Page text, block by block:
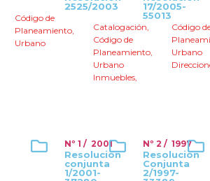
2525/2003
Código de
Planeamiento
Urbano
,
17/2005-
55013
Catalogación,
Código de
Planeamiento
Urbano
,
Inmuebles,
Código
Urbano
Nº 1 / 2001
Resolución
conjunta
1/2001-
Nº 2 / 1997
Resolucion
Conjunta
2/1997-